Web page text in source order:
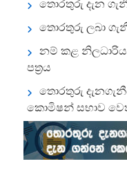
තොරතුරු දැන
තොරතුරු ලබා
නම් කළ
පත්‍රය
තොරතුරු
කොමිෂන් සභාව